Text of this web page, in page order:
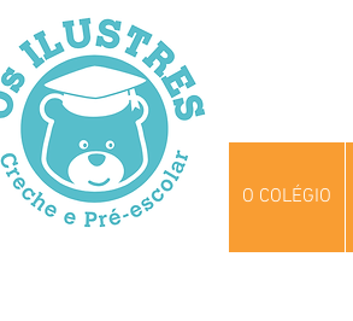
O COLÉGIO